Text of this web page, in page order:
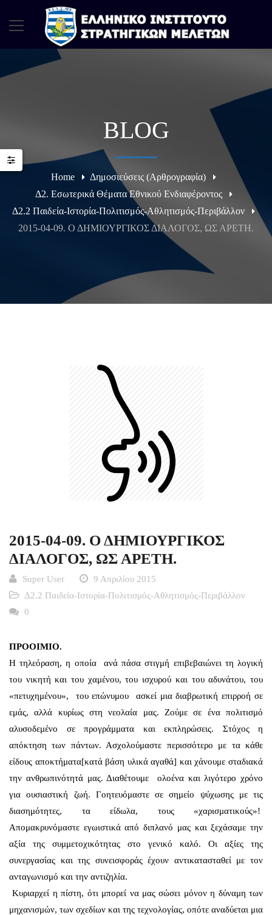
BLOG
Home
Δημοσιεύσεις (Αρθρογραφία)
Δ2. Εσωτερικά Θέματα Εθνικού Ενδιαφέροντος
Δ2.2 Παιδεία-Ιστορία-Πολιτισμός-Αθλητισμός-Περιβάλλον
2015-04-09. Ο ΔΗΜΙΟΥΡΓΙΚΟΣ ΔΙΑΛΟΓΟΣ, ΩΣ ΑΡΕΤΗ.
2015-04-09. Ο ΔΗΜΙΟΥΡΓΙΚΟΣ
ΔΙΑΛΟΓΟΣ, ΩΣ ΑΡΕΤΗ.
Super User
9 Απριλίου 2015
Δ2.2 Παιδεία-Ιστορία-Πολιτισμός-Αθλητισμός-Περιβάλλον
0
ΠΡΟΟΙΜΙΟ.
Η τηλεόραση, η οποία ανά πάσα στιγμή επιβεβαιώνει τη λογική
του νικητή και του χαμένου, του ισχυρού και του αδυνάτου, του
«πετυχημένου», του επώνυμου ασκεί μια διαβρωτική επιρροή σε
εμάς, αλλά κυρίως στη νεολαία μας. Ζούμε σε ένα πολιτισμό
αλυσοδεμένο σε προγράμματα και εκπληρώσεις. Στόχος η
απόκτηση των πάντων. Ασχολούμαστε περισσότερο με τα κάθε
είδους αποκτήματα[κατά βάση υλικά αγαθά] και χάνουμε σταδιακά
την ανθρωπινότητά μας. Διαθέτουμε ολοένα και λιγότερο χρόνο
για ουσιαστική ζωή. Γοητευόμαστε σε σημείο ψύχωσης με τις
διασημότητες, τα είδωλα, τους «χαρισματικούς»!
Απομακρυνόμαστε εγωιστικά από διπλανό μας και ξεχάσαμε την
αξία της συμμετοχικότητας στο γενικό καλό. Οι αξίες της
συνεργασίας και της συνεισφοράς έχουν αντικατασταθεί με τον
ανταγωνισμό και την αντιζηλία.
Κυριαρχεί η πίστη, ότι μπορεί να μας σώσει μόνον η δύναμη των
μηχανισμών, των σχεδίων και της τεχνολογίας, οπότε αναδύεται μια